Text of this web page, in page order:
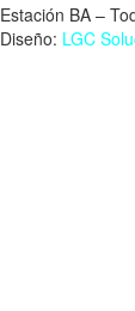
Estación BA –
Diseño: LGC